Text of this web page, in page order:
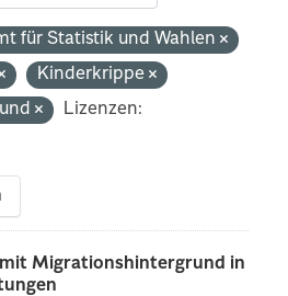
für Statistik und Wahlen
Kinderkrippe
Lizenzen:
Migrationshintergrund in